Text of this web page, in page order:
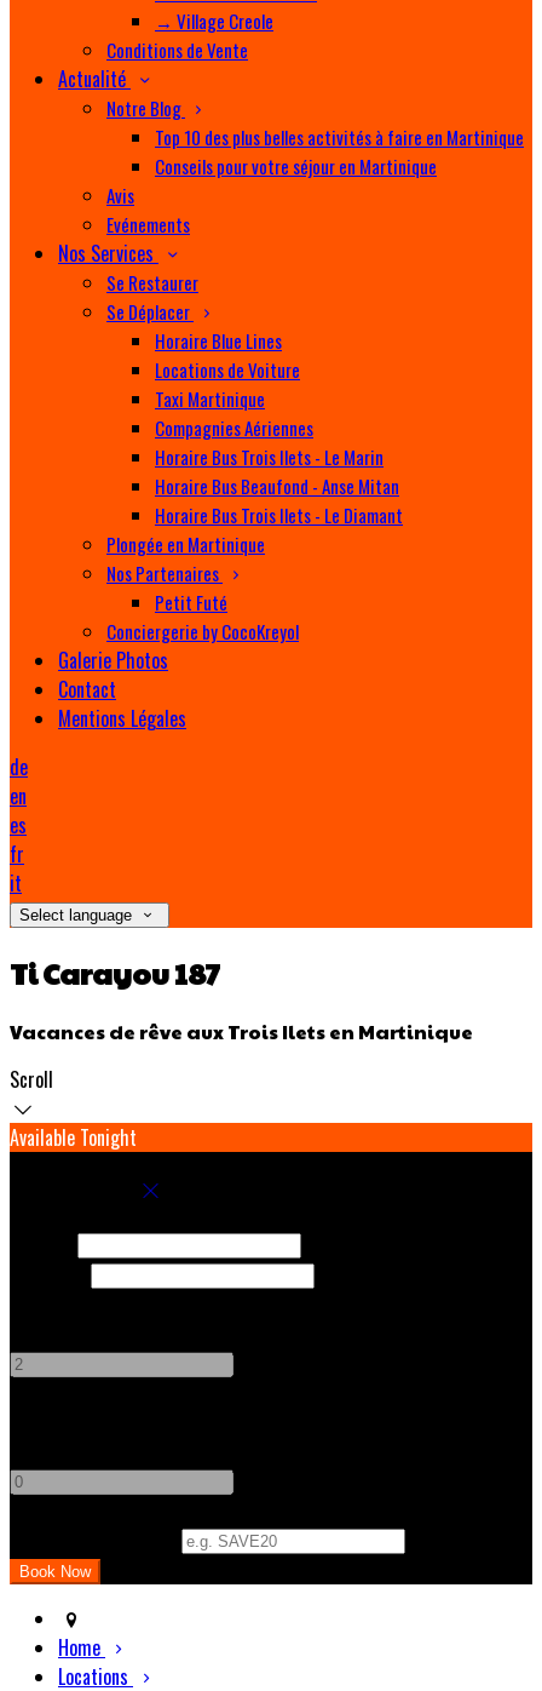
→ Village Creole
Conditions de Vente
Actualité
Notre Blog
Top 10 des plus belles activités à faire en Martinique
Conseils pour votre séjour en Martinique
Avis
Evénements
Nos Services
Se Restaurer
Se Déplacer
Horaire Blue Lines
Locations de Voiture
Taxi Martinique
Compagnies Aériennes
Horaire Bus Trois Ilets - Le Marin
Horaire Bus Beaufond - Anse Mitan
Horaire Bus Trois Ilets - Le Diamant
Plongée en Martinique
Nos Partenaires
Petit Futé
Conciergerie by CocoKreyol
Galerie Photos
Contact
Mentions Légales
de
en
es
fr
it
Select language
Ti Carayou 187
Vacances de rêve aux Trois Ilets en Martinique
Scroll
Available Tonight
Home
Locations